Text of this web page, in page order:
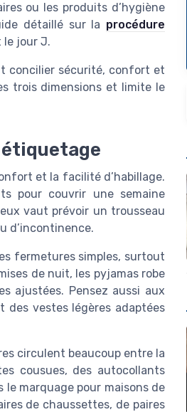
ou les produits d’hygiène
détaillé sur la procédure
le jour J.
concilier sécurité, confort et
trois dimensions et limite le
et la facilité d’habillage.
pour couvrir une semaine
vaut prévoir un trousseau
d’incontinence.
fermetures simples, surtout
de nuit, les pyjamas robe
ajustées. Pensez aussi aux
des vestes légères adaptées
circulent beaucoup entre la
cousues, des autocollants
marquage pour maisons de
de chaussettes, de paires